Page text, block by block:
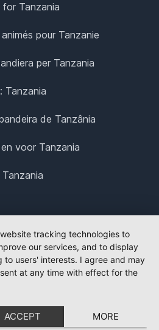
Tanzania
pour Tanzanie
per Tanzania
Tanzania
de Tanzânia
voor Tanzania
tracking technologies to
our services, and to display
users' interests. I agree and may
at any time with effect for the
ACCEPT MORE